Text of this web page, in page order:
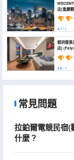
店(重慶
(Wecent
view
Branch))
4.7 / 5
翡玥雲景
店) (Feiyue Cloud View
Sky
4.8 / 5
常見問題
拉鉑爾電競民宿(
什麼？